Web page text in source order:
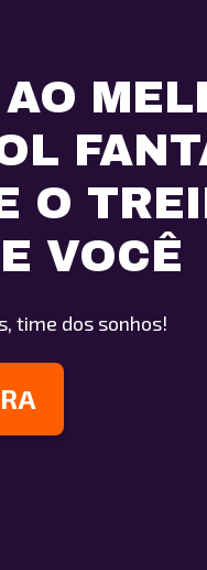
O
VOCÊ
time dos sonhos!